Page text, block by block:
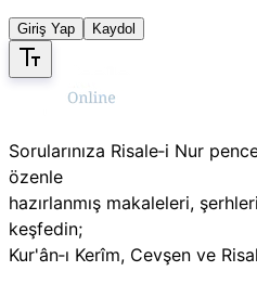
Giriş Yap Kaydol
Sorularınıza Risale‑i Nur
özenle
hazırlanmış makaleleri,
keşfedin;
Kur'ân‑ı Kerîm, Cevşen ve